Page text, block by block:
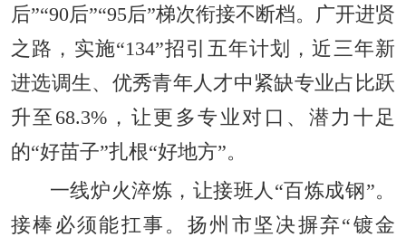
后”“90后”“95后”梯次衔接不断档。广开进贤
之路，实施“134”招引五年计划，近三年新
进选调生、优秀青年人才中紧缺专业占比跃
升至68.3%，让更多专业对口、潜力十足
的“好苗子”扎根“好地方”。
一线炉火淬炼，让接班人“百炼成钢”。
接棒必须能扛事。扬州市坚决摒弃“镀金